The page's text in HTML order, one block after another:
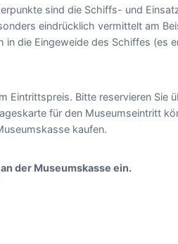
sind die Schiffs- und
eindrücklich vermittelt am
in die Eingeweide des Schiffes (es
Eintrittspreis. Bitte reservieren Sie
für den Museumseintritt
kaufen.
der Museumskasse ein.